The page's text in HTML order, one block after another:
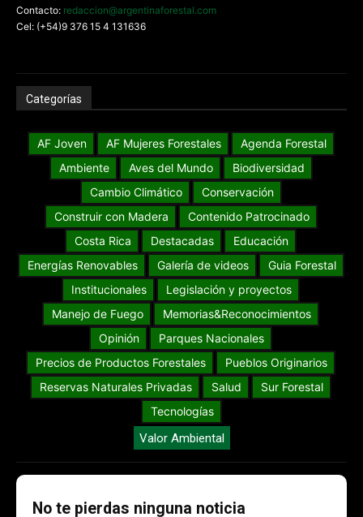
Contacto: redaccion@argentinaforestal.com
Cel: (+54)9 376 15 4 131636
Categorías
AF Joven AF Mujeres Forestales
Agenda Forestal
Ambiente
Aves del Mundo
Biodiversidad
Cambio Climático
Conservación
Construir con Madera
Contenido Patrocinado
Costa Rica
Destacadas
Educación
Energías Renovables
Galería de videos
Guia Forestal
Institucionales
Legislación y proyectos
Manejo de Fuego
Memorias&Reconocimientos
Opinión
Parques Nacionales
Precios de Productos Forestales
Pueblos Originarios
Reservas Naturales Privadas
Salud
Sur Forestal
Tecnologías
Valor Ambiental
No te pierdas ninguna noticia